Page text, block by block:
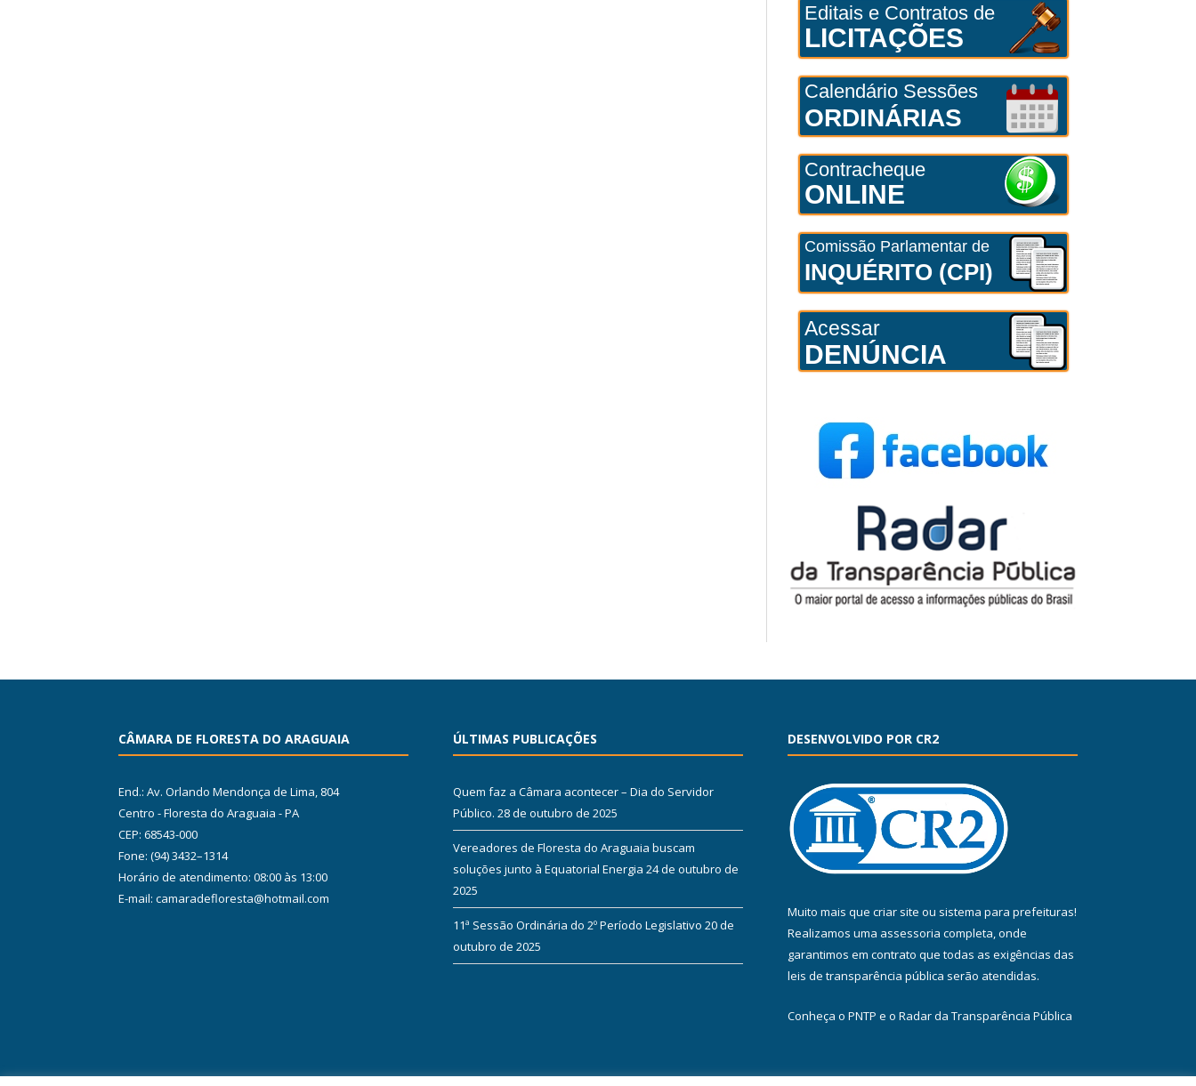
Editais e Contratos de
LICITAÇÕES
Calendário Sessões
ORDINÁRIAS
Contracheque
ONLINE
Comissão Parlamentar de
INQUÉRITO (CPI)
Acessar
DENÚNCIA
CÂMARA DE FLORESTA DO ARAGUAIA
End.: Av. Orlando Mendonça de Lima, 804
Centro - Floresta do Araguaia - PA
CEP: 68543-000
Fone: (94) 3432–1314
Horário de atendimento: 08:00 às 13:00
E-mail: camaradefloresta@hotmail.com
ÚLTIMAS PUBLICAÇÕES
Quem faz a Câmara acontecer – Dia do Servidor
Público. 28 de outubro de 2025
Vereadores de Floresta do Araguaia buscam
soluções junto à Equatorial Energia 24 de outubro de
2025
11ª Sessão Ordinária do 2º Período Legislativo 20 de
outubro de 2025
DESENVOLVIDO POR CR2
Muito mais que criar site ou sistema para prefeituras!
Realizamos uma assessoria completa, onde
garantimos em contrato que todas as exigências das
leis de transparência pública serão atendidas.
Conheça o PNTP e o Radar da Transparência Pública